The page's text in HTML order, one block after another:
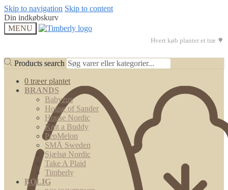
Skip to navigation Skip to content
Din indkøbskurv
MENU
Hvert køb planter et træ 🌳
Products search
0 træer plantet
Products search
BRANDS
Babyzus
House of Sander
House Nordic
Knit a Buddy
PepMelon
SMÅ Sweden
Sjælsø Nordic
Take A Plaid
Timberly
BOLIG